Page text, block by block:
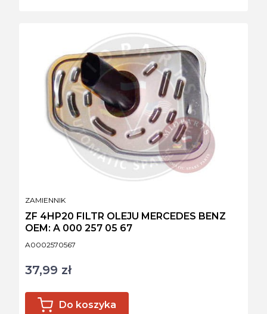
Kod produktu
A0002570567
ZF 4HP20 FILTR OLEJU MERCEDES BENZ
OEM: A 000 257 05 67
PRODUCENT
ZAMIENNIK
Cena
37,99 zł
Do koszyka